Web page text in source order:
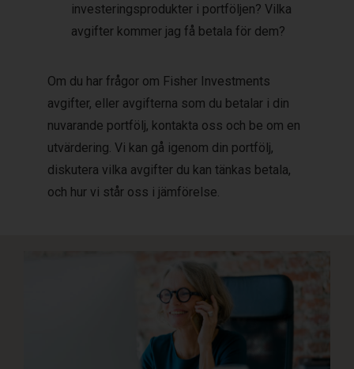
investeringsprodukter i portföljen? Vilka
avgifter kommer jag få betala för dem?
Om du har frågor om Fisher Investments
avgifter, eller avgifterna som du betalar i din
nuvarande portfölj, kontakta oss och be om en
utvärdering. Vi kan gå igenom din portfölj,
diskutera vilka avgifter du kan tänkas betala,
och hur vi står oss i jämförelse.